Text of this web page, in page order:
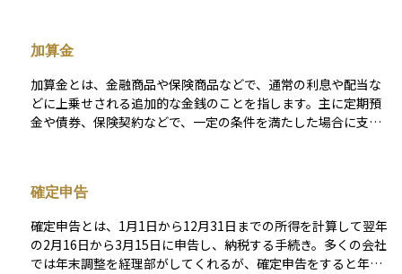
る国民年金の加入期間に応じて決まり、満額受給には480月分
の保険料納付が必要です。納付期間が不足すると、その分減額
されます。 また、年金額は毎年の物価や賃金水準に応じて見直
しされます。繰上げ受給（60～64歳）を選択すると減額され、
繰下げ受給（66～75歳）を選択すると増額される仕組みになっ
組みとなっており、老後の基本的な生活を支える重要な制度の
加算金
加算金とは、金融商品や保険商品などで、通常の利息や配当な
どに上乗せされる追加的な金銭のことを指します。主に定期預
金や債券、保険契約などで、一定の条件を満たした場合に支払
は、利回りを高めるための一つの要素となりますが、加算金が
適用される条件をよく確認しないと、思ったよりも受け取れな
いケースもあるため注意が必要です。
確定申告
確定申告とは、1月1日から12月31日までの所得を計算して翌年
の2月16日から3月15日に申告し、納税する手続き。多くの会社
では年末調整を経理部がしてくれるが、確定申告をすると年末